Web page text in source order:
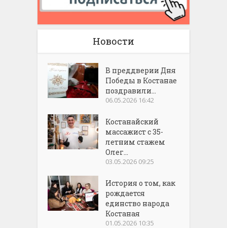
Новости
В преддверии Дня
Победы в Костанае
поздравили...
06.05.2026 16:42
Костанайский
массажист с 35-
летним стажем
Олег...
03.05.2026 09:25
История о том, как
рождается
единство народа
Костаная
01.05.2026 10:35